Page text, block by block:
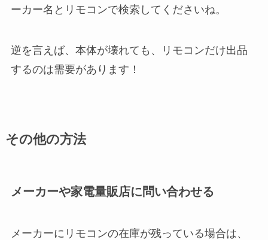
ーカー名とリモコンで検索してくださいね。
逆を言えば、本体が壊れても、リモコンだけ出品
するのは需要があります！
その他の方法
メーカーや家電量販店に問い合わせる
メーカーにリモコンの在庫が残っている場合は、